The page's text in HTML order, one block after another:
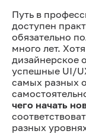
Путь в
доступен
обязательно
много лет.
дизайнерское
успешные UI/
самых разных
чего начать
разных